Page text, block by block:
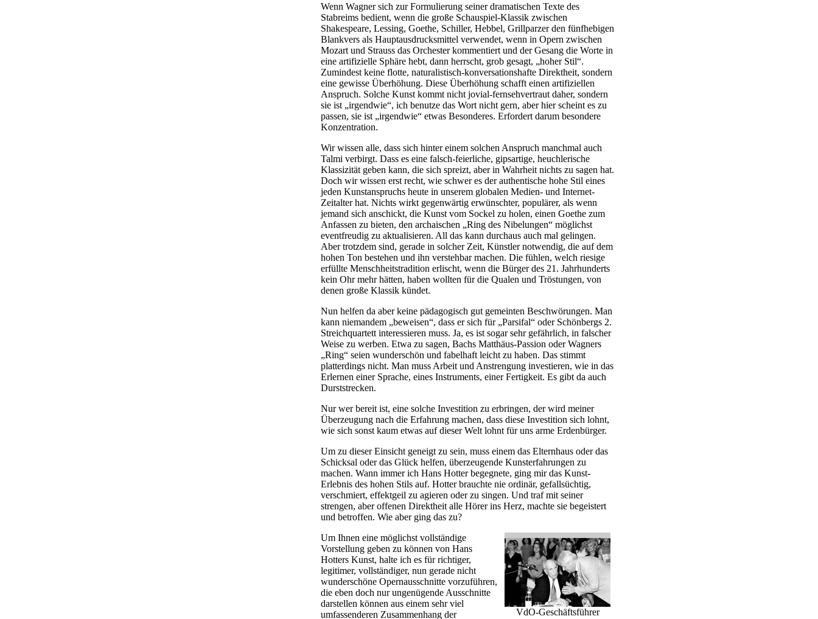
Wenn Wagner sich zur Formulierung seiner dramatischen Texte des
Stabreims bedient, wenn die große Schauspiel-Klassik zwischen
Shakespeare, Lessing, Goethe, Schiller, Hebbel, Grillparzer den fünfhebigen
Blankvers als Hauptausdrucksmittel verwendet, wenn in Opern zwischen
Mozart und Strauss das Orchester kommentiert und der Gesang die Worte in
eine artifizielle Sphäre hebt, dann herrscht, grob gesagt, „hoher Stil“.
Zumindest keine flotte, naturalistisch-konversationshafte Direktheit, sondern
eine gewisse Überhöhung. Diese Überhöhung schafft einen artifiziellen
Anspruch. Solche Kunst kommt nicht jovial-fernsehvertraut daher, sondern
sie ist „irgendwie“, ich benutze das Wort nicht gern, aber hier scheint es zu
passen, sie ist „irgendwie“ etwas Besonderes. Erfordert darum besondere
Konzentration.
Wir wissen alle, dass sich hinter einem solchen Anspruch manchmal auch
Talmi verbirgt. Dass es eine falsch-feierliche, gipsartige, heuchlerische
Klassizität geben kann, die sich spreizt, aber in Wahrheit nichts zu sagen hat.
Doch wir wissen erst recht, wie schwer es der authentische hohe Stil eines
jeden Kunstanspruchs heute in unserem globalen Medien- und Internet-
Zeitalter hat. Nichts wirkt gegenwärtig erwünschter, populärer, als wenn
jemand sich anschickt, die Kunst vom Sockel zu holen, einen Goethe zum
Anfassen zu bieten, den archaischen „Ring des Nibelungen“ möglichst
eventfreudig zu aktualisieren. All das kann durchaus auch mal gelingen.
Aber trotzdem sind, gerade in solcher Zeit, Künstler notwendig, die auf dem
hohen Ton bestehen und ihn verstehbar machen. Die fühlen, welch riesige
erfüllte Menschheitstradition erlischt, wenn die Bürger des 21. Jahrhunderts
kein Ohr mehr hätten, haben wollten für die Qualen und Tröstungen, von
denen große Klassik kündet.
Nun helfen da aber keine pädagogisch gut gemeinten Beschwörungen. Man
kann niemandem „beweisen“, dass er sich für „Parsifal“ oder Schönbergs 2.
Streichquartett interessieren muss. Ja, es ist sogar sehr gefährlich, in falscher
Weise zu werben. Etwa zu sagen, Bachs Matthäus-Passion oder Wagners
„Ring“ seien wunderschön und fabelhaft leicht zu haben. Das stimmt
platterdings nicht. Man muss Arbeit und Anstrengung investieren, wie in das
Erlernen einer Sprache, eines Instruments, einer Fertigkeit. Es gibt da auch
Durststrecken.
Nur wer bereit ist, eine solche Investition zu erbringen, der wird meiner
Überzeugung nach die Erfahrung machen, dass diese Investition sich lohnt,
wie sich sonst kaum etwas auf dieser Welt lohnt für uns arme Erdenbürger.
Um zu dieser Einsicht geneigt zu sein, muss einem das Elternhaus oder das
Schicksal oder das Glück helfen, überzeugende Kunsterfahrungen zu
machen. Wann immer ich Hans Hotter begegnete, ging mir das Kunst-
Erlebnis des hohen Stils auf. Hotter brauchte nie ordinär, gefallsüchtig,
verschmiert, effektgeil zu agieren oder zu singen. Und traf mit seiner
strengen, aber offenen Direktheit alle Hörer ins Herz, machte sie begeistert
und betroffen. Wie aber ging das zu?
VdO-Geschäftsführer
Um Ihnen eine möglichst vollständige
Vorstellung geben zu können von Hans
Hotters Kunst, halte ich es für richtiger,
legitimer, vollständiger, nun gerade nicht
wunderschöne Opernausschnitte vorzuführen,
die eben doch nur ungenügende Ausschnitte
darstellen können aus einem sehr viel
umfassenderen Zusammenhang der